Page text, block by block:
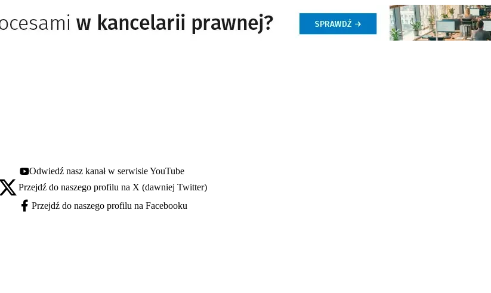
Youtube - otwiera się w nowej karcie
Odwiedź nasz kanał w serwisie YouTube
X - otwiera się w nowej karcie
Przejdź do naszego profilu na X (dawniej Twitter)
Facebook - otwiera się w nowej karcie
Przejdź do naszego profilu na Facebooku